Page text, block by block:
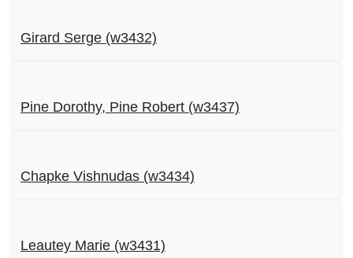
Girard Serge (w3432)
Pine Dorothy, Pine Robert (w3437)
Chapke Vishnudas (w3434)
Leautey Marie (w3431)